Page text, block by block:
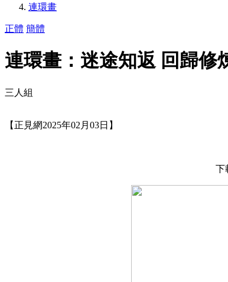
連環畫
正體 簡體
連環畫：迷途知返 回歸修
三人組
【正見網2025年02月03日】
下